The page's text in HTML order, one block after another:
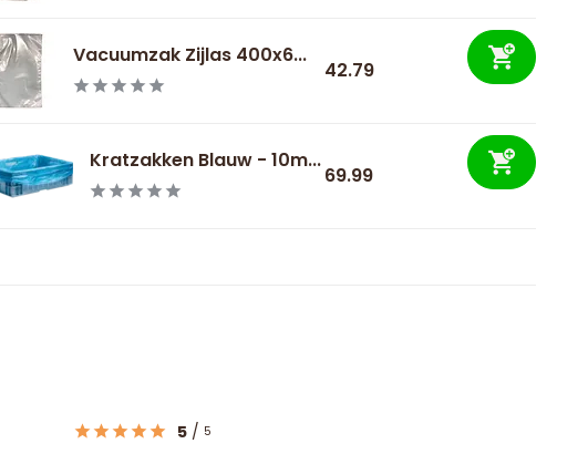
Vacuumzak Zijlas 400x6...
42.79
Kratzakken Blauw - 10m...
69.99
5 / 5